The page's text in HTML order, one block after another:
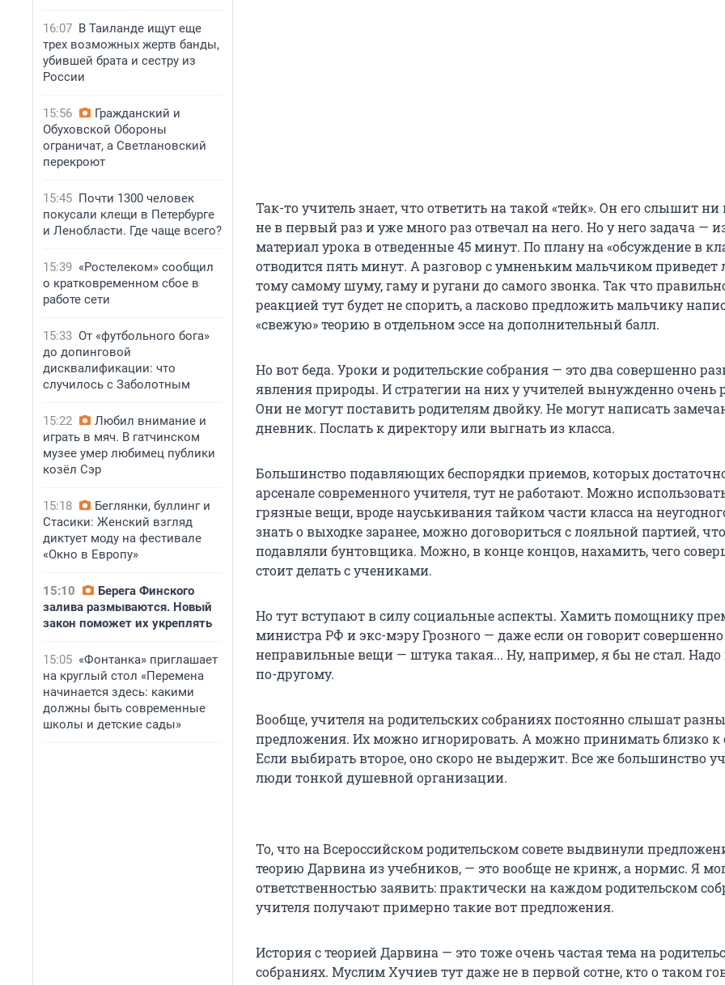
16:07 В Таиланде ищут еще
трех возможных жертв банды,
убившей брата и сестру из
России
15:56
Гражданский и
Обуховской Обороны
ограничат, а Светлановский
перекроют
15:45 Почти 1300 человек
покусали клещи в Петербурге
и Ленобласти. Где чаще всего?
15:39 «Ростелеком» сообщил
о кратковременном сбое в
работе сети
15:33 От «футбольного бога»
до допинговой
дисквалификации: что
случилось с Заболотным
15:22
Любил внимание и
играть в мяч. В гатчинском
музее умер любимец публики
козёл Сэр
15:18
Беглянки, буллинг и
Стасики: Женский взгляд
диктует моду на фестивале
«Окно в Европу»
15:10
Берега Финского
залива размываются. Новый
закон поможет их укреплять
15:05 «Фонтанка» приглашает
на круглый стол «Перемена
начинается здесь: какими
должны быть современные
школы и детские сады»
Так-то учитель знает, что ответить на такой «тейк». Он его слышит
не в первый раз и уже много раз отвечал на него. Но у него задача —
материал урока в отведенные 45 минут. По плану на «обсуждение в
отводится пять минут. А разговор с умненьким мальчиком приведет
тому самому шуму, гаму и ругани до самого звонка. Так что
реакцией тут будет не спорить, а ласково предложить мальчику
«свежую» теорию в отдельном эссе на дополнительный балл.
Но вот беда. Уроки и родительские собрания — это два совершенно
явления природы. И стратегии на них у учителей вынужденно очень
Они не могут поставить родителям двойку. Не могут написать
дневник. Послать к директору или выгнать из класса.
Большинство подавляющих беспорядки приемов, которых
арсенале современного учителя, тут не работают. Можно
грязные вещи, вроде науськивания тайком части класса на
знать о выходке заранее, можно договориться с лояльной партией,
подавляли бунтовщика. Можно, в конце концов, нахамить, чего
стоит делать с учениками.
Но тут вступают в силу социальные аспекты. Хамить помощнику
министра РФ и экс-мэру Грозного — даже если он говорит совершенно
неправильные вещи — штука такая... Ну, например, я бы не стал. Надо
по-другому.
Вообще, учителя на родительских собраниях постоянно слышат
предложения. Их можно игнорировать. А можно принимать близко к
Если выбирать второе, оно скоро не выдержит. Все же большинство
люди тонкой душевной организации.
То, что на Всероссийском родительском совете выдвинули
теорию Дарвина из учебников, — это вообще не кринж, а нормис. Я
ответственностью заявить: практически на каждом родительском
учителя получают примерно такие вот предложения.
История с теорией Дарвина — это тоже очень частая тема на
собраниях. Муслим Хучиев тут даже не в первой сотне, кто о таком